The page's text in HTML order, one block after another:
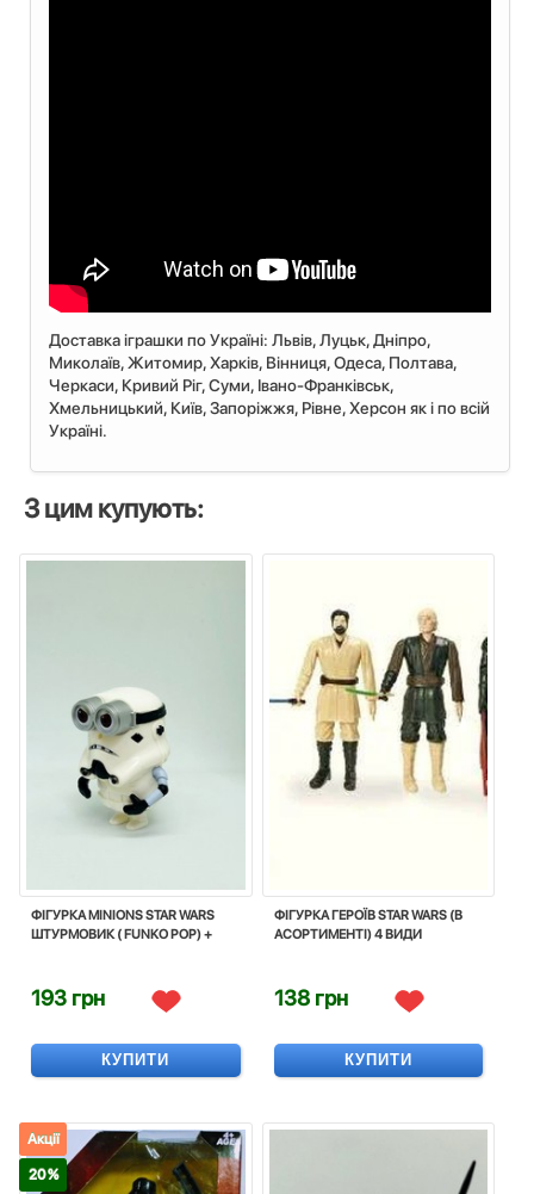
Доставка іграшки по Україні: Львiв, Луцьк, Дніпро,
Миколаїв, Житомир, Харків, Вінниця, Одеса, Полтава,
Черкаси, Кривий Ріг, Суми, Івано-Франківськ,
Хмельницький, Київ, Запоріжжя, Рівне, Херсон як і по всій
Україні.
З цим купують:
ФІГУРКА MINIONS STAR WARS
ШТУРМОВИК ( FUNKO POP) +
193 грн
КУПИТИ
ФІГУРКА ГЕРОЇВ STAR WARS (В
АСОРТИМЕНТІ) 4 ВИДИ
138 грн
КУПИТИ
Акції
20 %